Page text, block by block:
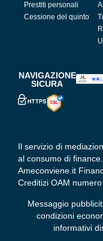
Prestiti personali
Cessione del quinto
NAVIGAZIONE
SICURA
Il servizio di
al consumo di
Ameconviene.it
Creditizi OAM numero
Messaggio
condizioni
informativi